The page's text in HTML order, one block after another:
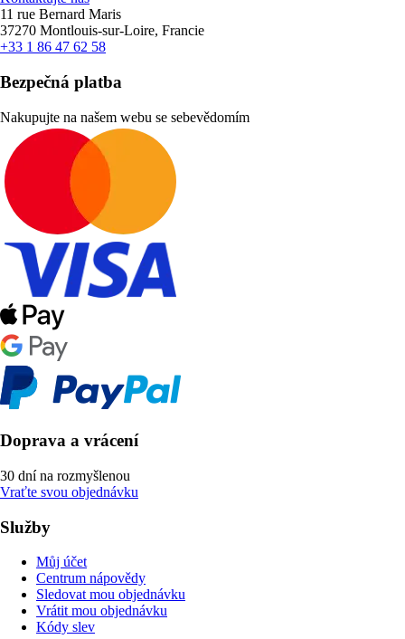
11 rue Bernard Maris
37270 Montlouis-sur-Loire, Francie
+33 1 86 47 62 58
Bezpečná platba
Nakupujte na našem webu se sebevědomím
Doprava a vrácení
30 dní na rozmyšlenou
Vraťte svou objednávku
Služby
Můj účet
Centrum nápovědy
Sledovat mou objednávku
Vrátit mou objednávku
Kódy slev